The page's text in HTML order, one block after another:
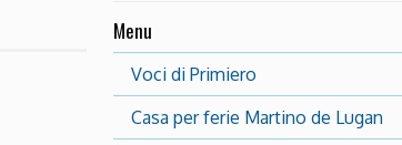
Menu
Voci di Primiero
Casa per ferie Martino de Lugan